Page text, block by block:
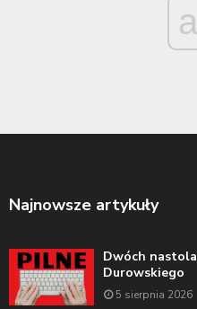
Najnowsze artykuły
Dwóch
Durowskiego
5 sierpnia 2026